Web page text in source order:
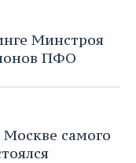
Минстроя
ПФО
Москве самого